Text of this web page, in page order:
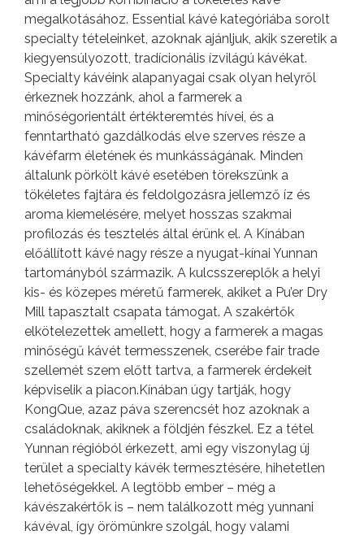
megalkotásához. Essential kávé kategóriába sorolt
specialty tételeinket, azoknak ajánljuk, akik szeretik a
kiegyensúlyozott, tradícionális ízvilágú kávékat.
Specialty kávéink alapanyagai csak olyan helyről
érkeznek hozzánk, ahol a farmerek a
minőségorientált értékteremtés hívei, és a
fenntartható gazdálkodás elve szerves része a
kávéfarm életének és munkásságának. Minden
általunk pörkölt kávé esetében törekszünk a
tökéletes fajtára és feldolgozásra jellemző íz és
aroma kiemelésére, melyet hosszas szakmai
profilozás és tesztelés által érünk el. A Kínában
előállított kávé nagy része a nyugat-kínai Yunnan
tartományból származik. A kulcsszereplők a helyi
kis- és közepes méretű farmerek, akiket a Pu’er Dry
Mill tapasztalt csapata támogat. A szakértők
elkötelezettek amellett, hogy a farmerek a magas
minőségű kávét termesszenek, cserébe fair trade
szellemét szem előtt tartva, a farmerek érdekeit
képviselik a piacon.Kínában úgy tartják, hogy
KongQue, azaz páva szerencsét hoz azoknak a
családoknak, akiknek a földjén fészkel. Ez a tétel
Yunnan régióból érkezett, ami egy viszonylag új
terület a specialty kávék termesztésére, hihetetlen
lehetőségekkel. A legtöbb ember – még a
kávészakértők is – nem találkozott még yunnani
kávéval, így örömünkre szolgál, hogy valami